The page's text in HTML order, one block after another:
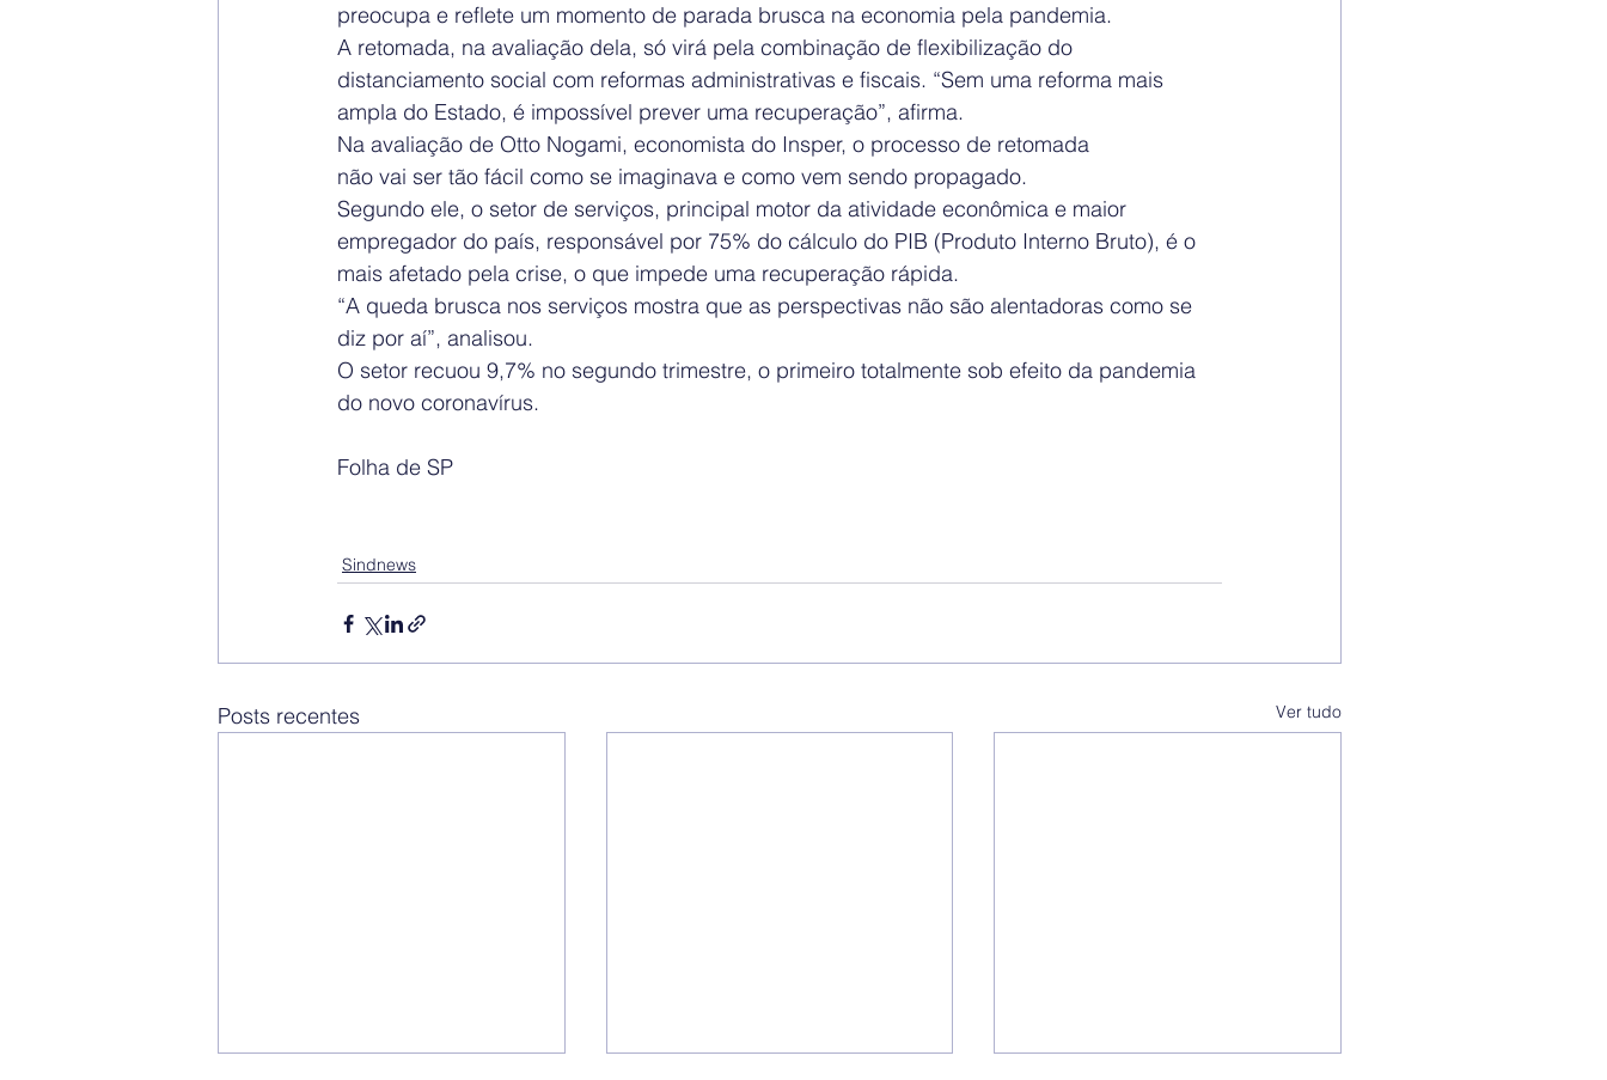
preocupa e reflete um momento de parada brusca na economia pela pandemia.
A retomada, na avaliação dela, só virá pela combinação de flexibilização do
distanciamento social com reformas administrativas e fiscais. “Sem uma reforma mais
ampla do Estado, é impossível prever uma recuperação”, afirma.
Na avaliação de Otto Nogami, economista do Insper, o processo de retomada
não vai ser tão fácil como se imaginava e como vem sendo propagado.
Segundo ele, o setor de serviços, principal motor da atividade econômica e maior
empregador do país, responsável por 75% do cálculo do PIB (Produto Interno Bruto), é o
mais afetado pela crise, o que impede uma recuperação rápida.
“A queda brusca nos serviços mostra que as perspectivas não são alentadoras como se
diz por aí”, analisou.
O setor recuou 9,7% no segundo trimestre, o primeiro totalmente sob efeito da pandemia
do novo coronavírus.
Folha de SP
Sindnews
Posts recentes Ver tudo